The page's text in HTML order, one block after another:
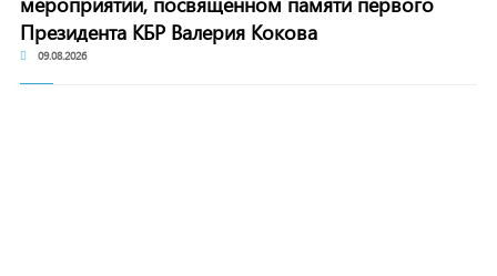
Президента КБР Валерия Кокова
09.08.2026